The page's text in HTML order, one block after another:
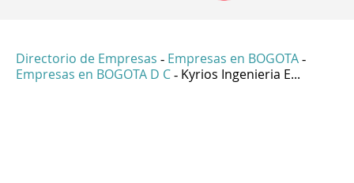
Directorio de Empresas - Empresas en BOGOTA -
Empresas en BOGOTA D C - Kyrios Ingenieria E...